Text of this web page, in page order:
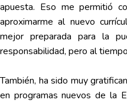
apuesta. Eso me permitió
aproximarme al nuevo
mejor preparada para la
responsabilidad, pero al
También, ha sido muy
en programas nuevos de la